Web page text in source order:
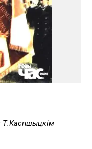
Т.Каспшыцкім